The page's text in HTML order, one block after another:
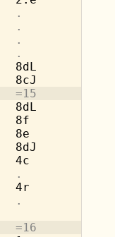
.
.
.
.           .
8dL
8cJ
=15
8dL
8f
8e
8dJ
4c
.           .
4r
.           .
=16